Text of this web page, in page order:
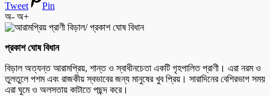
Tweet
Pin
অ- অ+
প্রকাশ ঘোষ বিধান
বিড়াল অত্যন্ত আরামপ্রিয়, শান্ত ও স্বাধীনচেতা একটি গৃহপালিত প্রাণী। এরা নরম ও
তুলতুলে পশম এবং রাজকীয় স্বভাবের জন্য মানুষের খুব প্রিয়। সারাদিনের বেশিরভাগ সময়
এরা ঘুমে ও অলসতায় কাটাতে পছন্দ করে।